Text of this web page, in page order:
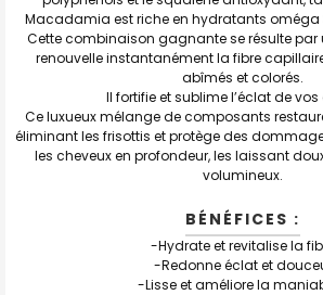
Macadamia est riche en hydratants oméga
Cette combinaison gagnante se résulte
renouvelle instantanément la fibre
abîmés et colorés.
Il fortifie et sublime l’éclat de vos
Ce luxueux mélange de composants
éliminant les frisottis et protège des
les cheveux en profondeur, les laissant
volumineux.
BÉNÉFICES :
-Hydrate et revitalise la
-Redonne éclat et
-Lisse et améliore la